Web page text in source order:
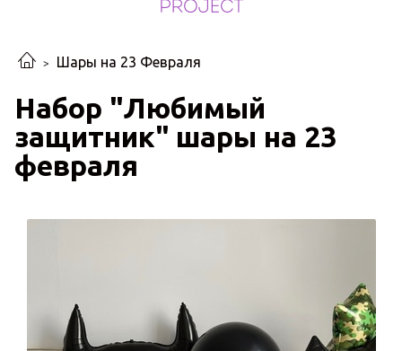
Шары на 23 Февраля
Набор "Любимый
защитник" шары на 23
февраля